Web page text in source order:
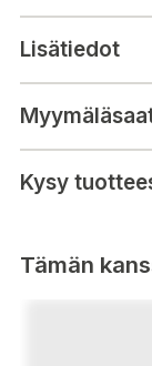
Dunisilk bordsduk
Tork-
Kan
FSC-
Mått:
Lisätiedot
Kysy
Tämän